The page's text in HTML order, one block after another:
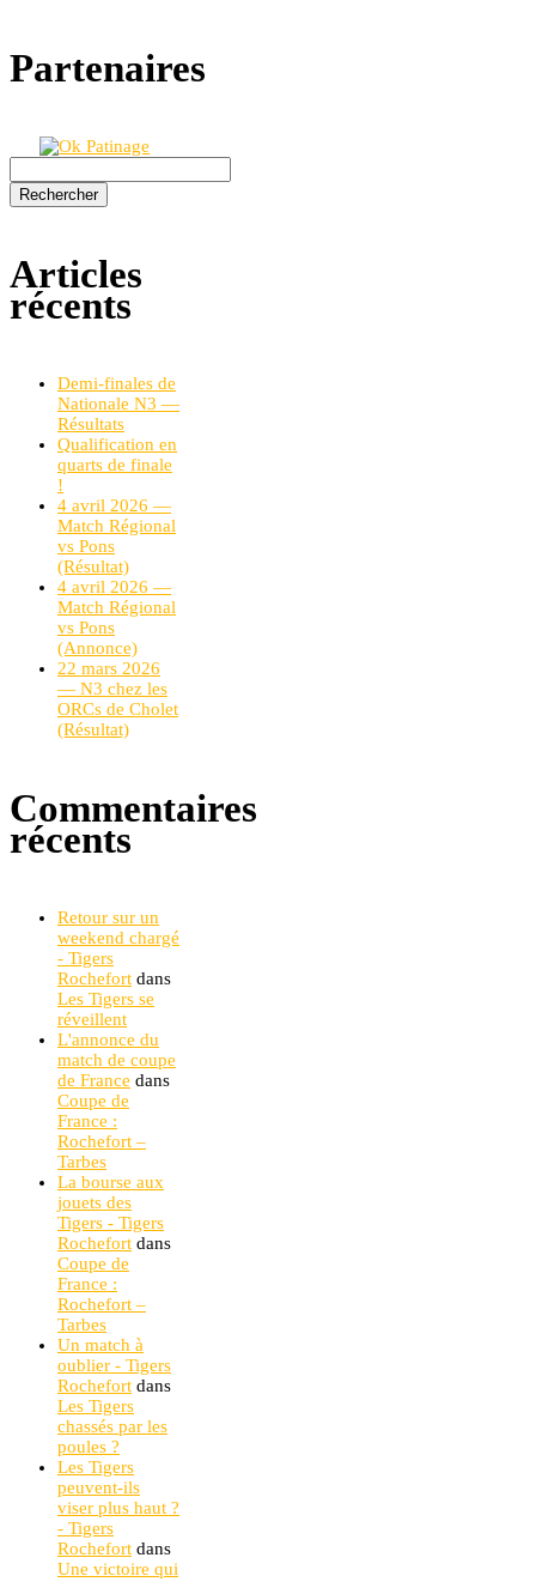
Partenaires
Rechercher :
Articles
récents
Demi-finales de
Nationale N3 —
Résultats
Qualification en
quarts de finale
!
4 avril 2026 —
Match Régional
vs Pons
(Résultat)
4 avril 2026 —
Match Régional
vs Pons
(Annonce)
22 mars 2026
— N3 chez les
ORCs de Cholet
(Résultat)
Commentaires
récents
Retour sur un
weekend chargé
- Tigers
Rochefort dans
Les Tigers se
réveillent
L'annonce du
match de coupe
de France dans
Coupe de
France :
Rochefort –
Tarbes
La bourse aux
jouets des
Tigers - Tigers
Rochefort dans
Coupe de
France :
Rochefort –
Tarbes
Un match à
oublier - Tigers
Rochefort dans
Les Tigers
chassés par les
poules ?
Les Tigers
peuvent-ils
viser plus haut ?
- Tigers
Rochefort dans
Une victoire qui